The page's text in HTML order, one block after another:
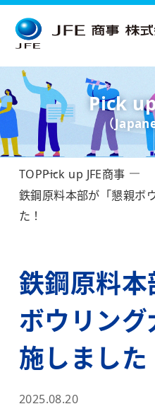
Pick
（
TOPPick up JFE商事
鉄鋼原料本部が「懇親ボ
た！
鉄鋼原料
ボウリン
施しました
2025.08.20